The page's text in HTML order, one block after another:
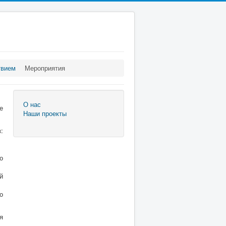
Мероприятия
О нас
Наши проекты